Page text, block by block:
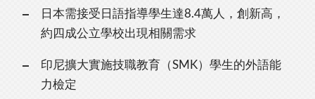
日本需接受日語指導學生達8.4萬人，創新高，
約四成公立學校出現相關需求
印尼擴大實施技職教育（SMK）學生的外語能
力檢定